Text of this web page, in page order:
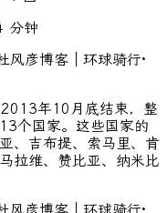
分钟
年10月底结束，整
个国家。这些国家的
、吉布提、索马里、肯
拉维、赞比亚、纳米比